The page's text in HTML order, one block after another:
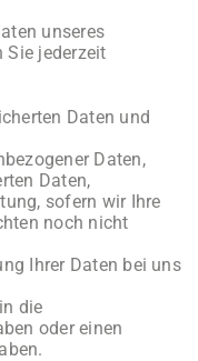
unseres
Sie jederzeit
Daten und
Daten,
Daten,
sofern wir Ihre
noch nicht
Ihrer Daten bei uns
die
oder einen